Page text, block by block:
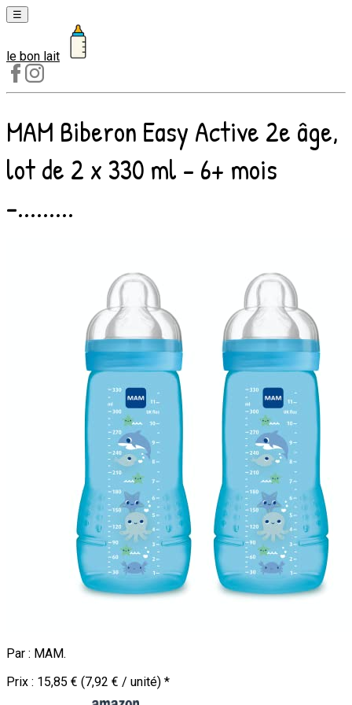
☰
Laits
1er
âge
Laits
2e
âge
de
le bon lait
MAM Biberon Easy Active 2e âge,
lot de 2 x 330 ml – 6+ mois
–.........
Par : MAM.
Prix : 15,85 € (7,92 € / unité) *